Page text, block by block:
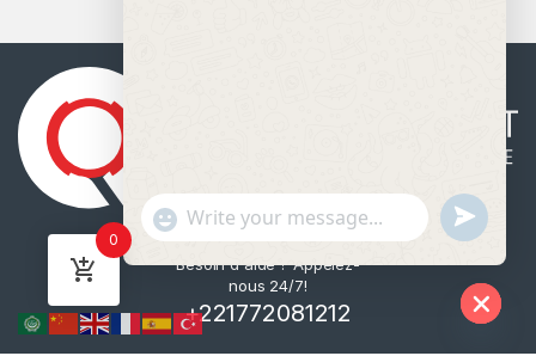
Besoin d'aide ? Appelez-
nous 24/7!
+221772081212
0
"
+
c
a
WhatsApp Message
u
n
d